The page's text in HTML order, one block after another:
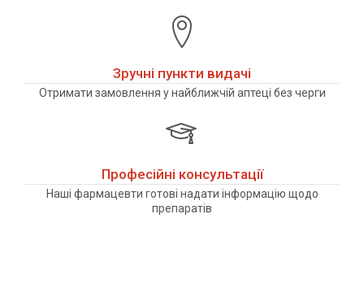
Зручні пункти видачі
Отримати замовлення у найближчій аптеці без черги
Професійні консультації
Наші фармацевти готові надати інформацію щодо
препаратів